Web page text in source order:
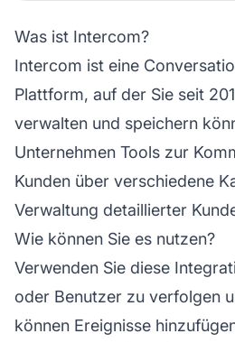
Was ist Intercom?
Intercom ist eine
Plattform, auf der Sie seit
verwalten und speichern
Unternehmen Tools zur
Kunden über verschiedene
Verwaltung detaillierter
Wie können Sie es nutzen?
Verwenden Sie diese
oder Benutzer zu verfolgen
können Ereignisse